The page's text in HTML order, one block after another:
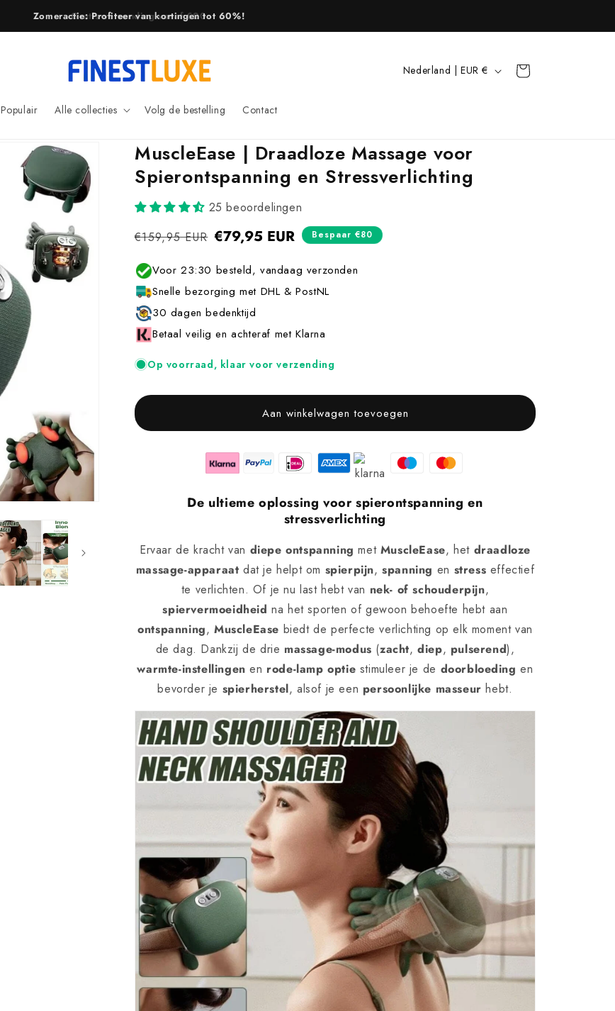
Zomeractie: Profiteer van kortingen tot 60%!
Populair Alle collecties Volg de bestelling Contact
L
/
r
Nederland | EUR € Winkelwagen
MuscleEase | Draadloze Massage voor
Spierontspanning en Stressverlichting
25 beoordelingen
Normale
€159,95 EUR Aanbiedingsprijs
€79,95 EUR Bespaar €80
Voor 23:30 besteld, vandaag verzonden
Snelle bezorging met DHL & PostNL
30 dagen bedenktijd
Betaal veilig en achteraf met Klarna
Op voorraad, klaar voor verzending
Aan winkelwagen toevoegen
De ultieme oplossing voor spierontspanning en
stressverlichting
Ervaar de kracht van diepe ontspanning met MuscleEase, het draadloze
massage-apparaat dat je helpt om spierpijn,spanning en stress effectief
te verlichten. Of je nu last hebt van nek- of schouderpijn,
spiervermoeidheid na het sporten of gewoon behoefte hebt aan
ontspanning, MuscleEase biedt de perfecte verlichting op elk moment van
de dag. Dankzij de drie massage-modus (zacht,diep, pulserend),
warmte-instellingen en rode-lamp optie stimuleer je de doorbloeding en
bevorder je spierherstel, alsof je een persoonlijke masseur hebt.